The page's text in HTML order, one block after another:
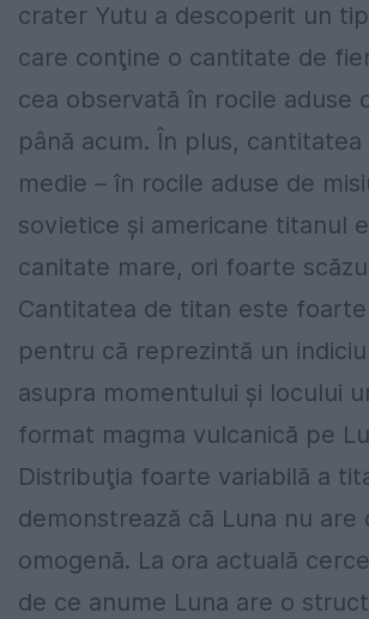
crater Yutu a descoperit un
care conţine o cantitate de
cea observată în rocile aduse
până acum. În plus,
medie – în rocile aduse de
sovietice şi americane titanul
canitate mare, ori foarte
Cantitatea de titan este
pentru că reprezintă un
asupra momentului şi locului
format magma vulcanică pe
Distribuţia foarte variabilă a
demonstrează că Luna nu are
omogenă. La ora actuală
de ce anume Luna are o